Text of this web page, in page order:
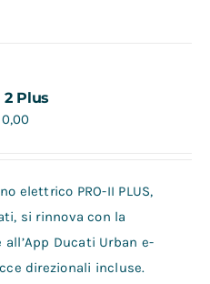
Plus
elettrico PRO-II PLUS,
si rinnova con la
Ducati Urban e-
direzionali incluse.